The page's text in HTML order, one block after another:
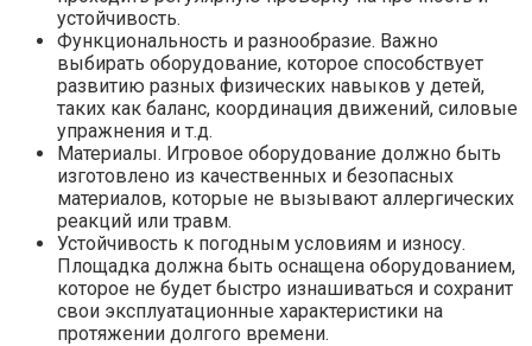
устойчивость.
Функциональность и разнообразие. Важно
выбирать оборудование, которое способствует
развитию разных физических навыков у детей,
таких как баланс, координация движений, силовые
упражнения и т.д.
Материалы. Игровое оборудование должно быть
изготовлено из качественных и безопасных
материалов, которые не вызывают аллергических
реакций или травм.
Устойчивость к погодным условиям и износу.
Площадка должна быть оснащена оборудованием,
которое не будет быстро изнашиваться и сохранит
свои эксплуатационные характеристики на
протяжении долгого времени.